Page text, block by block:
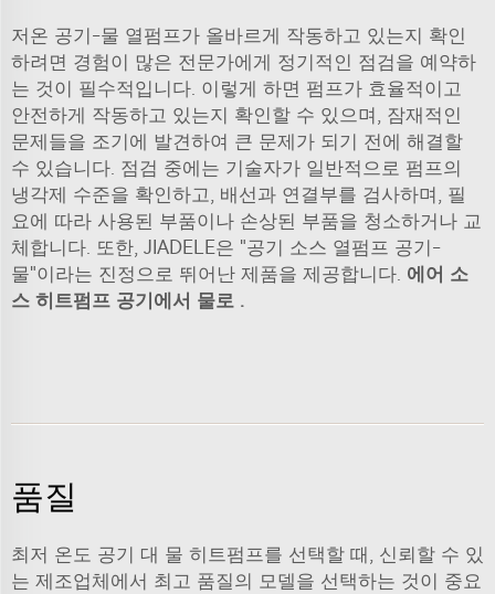
저온 공기-물 열펌프가 올바르게 작동하고 있는지 확인
하려면 경험이 많은 전문가에게 정기적인 점검을 예약하
는 것이 필수적입니다. 이렇게 하면 펌프가 효율적이고
안전하게 작동하고 있는지 확인할 수 있으며, 잠재적인
문제들을 조기에 발견하여 큰 문제가 되기 전에 해결할
수 있습니다. 점검 중에는 기술자가 일반적으로 펌프의
냉각제 수준을 확인하고, 배선과 연결부를 검사하며, 필
요에 따라 사용된 부품이나 손상된 부품을 청소하거나 교
체합니다. 또한, JIADELE은 "공기 소스 열펌프 공기-
물"이라는 진정으로 뛰어난 제품을 제공합니다. 에어 소
스 히트펌프 공기에서 물로 .
품질
최저 온도 공기 대 물 히트펌프를 선택할 때, 신뢰할 수 있
는 제조업체에서 최고 품질의 모델을 선택하는 것이 중요